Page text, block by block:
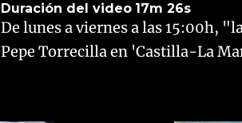
Duración del video 17m 26s
De lunes a viernes a las 15:00h,
Pepe Torrecilla en 'Castilla-La